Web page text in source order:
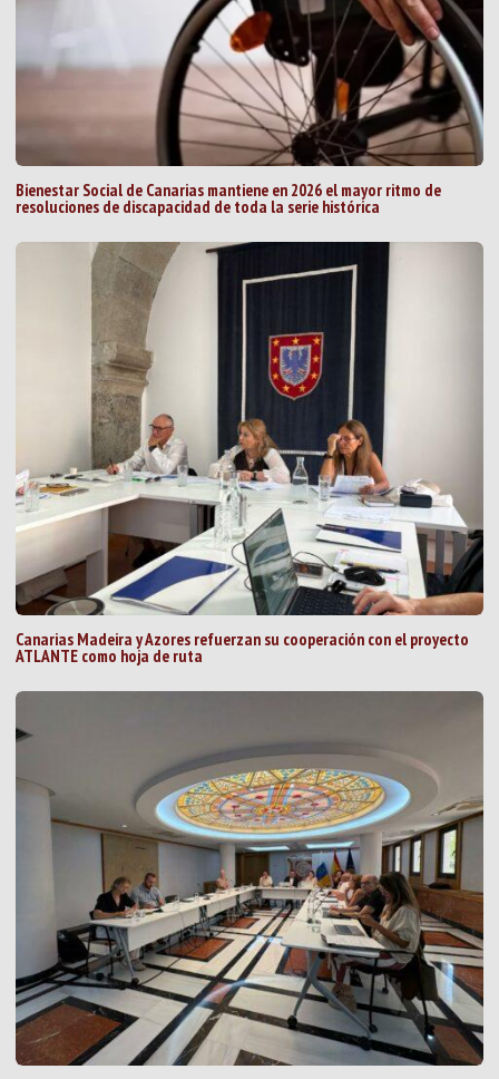
Bienestar Social de Canarias mantiene en 2026 el mayor ritmo de
resoluciones de discapacidad de toda la serie histórica
Canarias Madeira y Azores refuerzan su cooperación con el proyecto
ATLANTE como hoja de ruta